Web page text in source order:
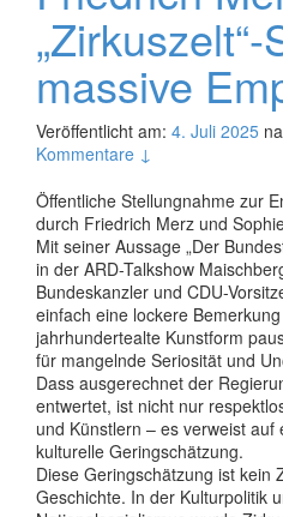
massive
Veröffentlicht am: 4. Juli 2025
Kommentare ↓
Öffentliche Stellungnahme zur
durch Friedrich Merz und
Mit seiner Aussage „Der
in der ARD-Talkshow
Bundeskanzler und CDU-
einfach eine lockere
jahrhundertealte Kunstform
für mangelnde Seriosität und
Dass ausgerechnet der
entwertet, ist nicht nur
und Künstlern – es verweist auf
kulturelle Geringschätzung.
Diese Geringschätzung ist kein
Geschichte. In der Kulturpolitik